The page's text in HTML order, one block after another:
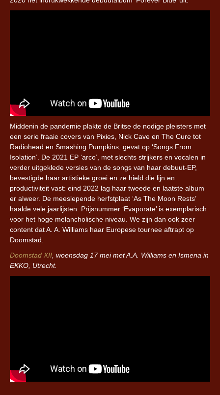
Middenin de pandemie plakte de Britse de nodige pleisters met
een serie fraaie covers van Pixies, Nick Cave en The Cure tot
Radiohead en Smashing Pumpkins, gevat op ‘Songs From
Isolation’. De 2021 EP ‘arco’, met slechts strijkers en vocalen in
verder uitgeklede versies van de songs van haar debuut-EP,
bevestigde haar artistieke groei en ze hield die lijn en
productiviteit vast: eind 2022 lag haar tweede en laatste album
er alweer. De meeslepende herfstplaat ‘As The Moon Rests’
haalde vele jaarlijsten. Prijsnummer ‘Evaporate’ is exemplarisch
voor het hoge melancholische niveau. We zijn dan ook zeer
content dat A. A. Williams haar Europese tournee aftrapt op
Doomstad.
Doomstad XII , woensdag 17 mei met A.A. Williams en Ismena in
EKKO, Utrecht.